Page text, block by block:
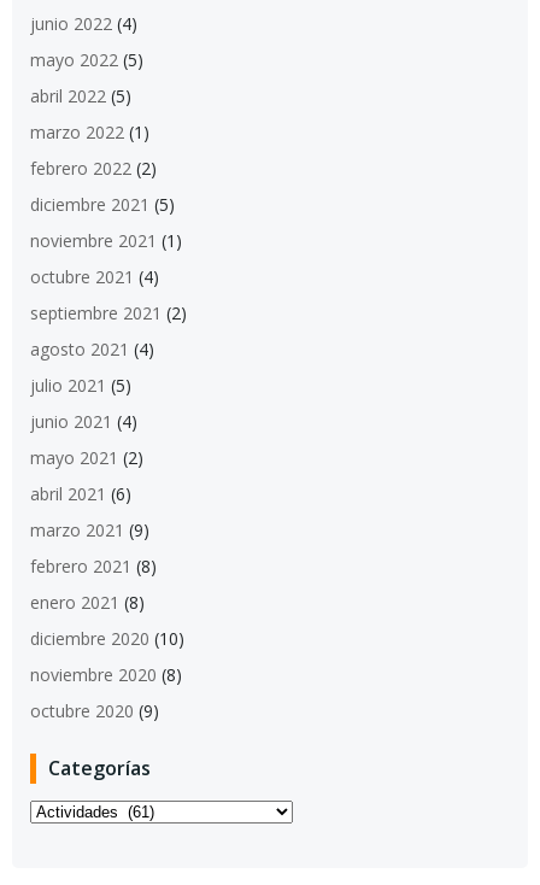
junio 2022 (4)
mayo 2022 (5)
abril 2022 (5)
marzo 2022 (1)
febrero 2022 (2)
diciembre 2021 (5)
noviembre 2021 (1)
octubre 2021 (4)
septiembre 2021 (2)
agosto 2021 (4)
julio 2021 (5)
junio 2021 (4)
mayo 2021 (2)
abril 2021 (6)
marzo 2021 (9)
febrero 2021 (8)
enero 2021 (8)
diciembre 2020 (10)
noviembre 2020 (8)
octubre 2020 (9)
Categorías
Categorías